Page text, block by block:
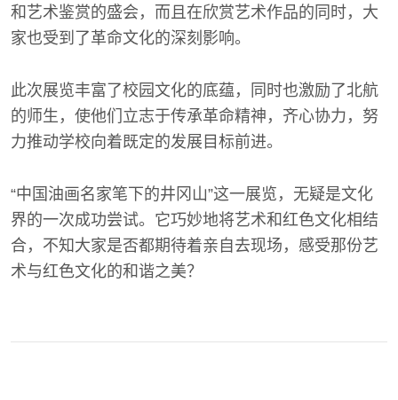
和艺术鉴赏的盛会，而且在欣赏艺术作品的同时，大
家也受到了革命文化的深刻影响。
此次展览丰富了校园文化的底蕴，同时也激励了北航
的师生，使他们立志于传承革命精神，齐心协力，努
力推动学校向着既定的发展目标前进。
“中国油画名家笔下的井冈山”这一展览，无疑是文化
界的一次成功尝试。它巧妙地将艺术和红色文化相结
合，不知大家是否都期待着亲自去现场，感受那份艺
术与红色文化的和谐之美？